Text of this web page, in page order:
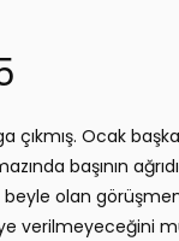
çıkmış. Ocak
başının
beyle olan
verilmeyeceğini